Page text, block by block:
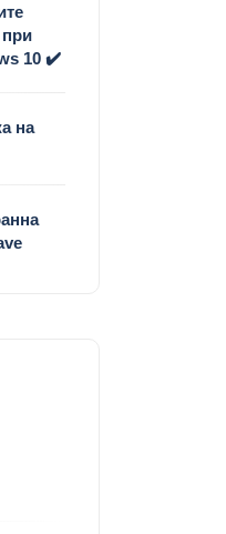
при
10 ✔️
на